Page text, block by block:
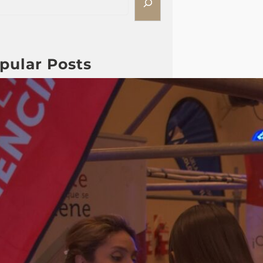
Posts
Fotos ExpoFuturo 2015 Día
2
Durante cuatro jornadas, la
ExpoFuturo 2025 se convirtió en
un punto de inspiración y
motivación para los estudiantes.
Charlas, talleres, stands de
actividades interactivas,
streaming y patio de comidas
marcaron recorrido de cada día,
brindando herramientas para
elegir con mayor seguridad el
camino académico y profesional.